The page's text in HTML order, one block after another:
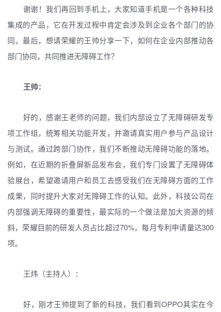
谢谢！我们再回到手机上，大家知道手机是一个各种科技
集成的产品，它在开发过程中肯定会涉及到企业各个部门的协
同。最后，想请荣耀的王帅分享一下，如何在企业内部推动各
部门协同，共同推进无障碍工作？
王帅：
好的，感谢王老师的问题，我们内部设立了无障碍研发专
项工作组，统筹相关功能开发，并邀请真实用户参与产品设计
与测试。通过跨部门协作，我们不断推动无障碍功能的落地。
例如，在近期的折叠屏新品发布会，我们专门设置了无障碍体
验展台，希望邀请用户和员工去感受我们在无障碍方面的工作
成果，同时提升大家对无障碍工作的认知。此外，科技公司在
内部强调无障碍的重要性，最实际的一个做法是加大资源的倾
斜，荣耀目前的研发人员占比超过70%，每月专利申请量达300
项。
王炜（主持人）：
好，刚才王帅提到了新的科技，我们看到OPPO其实在今